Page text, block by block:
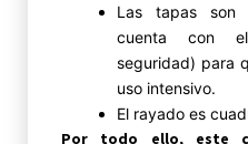
Las tapas son
cuenta con
seguridad) para
uso intensivo.
El rayado es
Por todo ello, este